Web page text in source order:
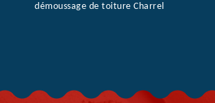
démoussage de toiture Charrel